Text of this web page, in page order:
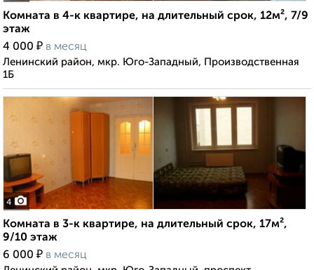
Комната в 4-к квартире, на длительный срок, 12м², 7/9
этаж
4 000 ₽ в месяц
Ленинский район, мкр. Юго-Западный, Производственная
1Б
4
Комната в 3-к квартире, на длительный срок, 17м²,
9/10 этаж
6 000 ₽ в месяц